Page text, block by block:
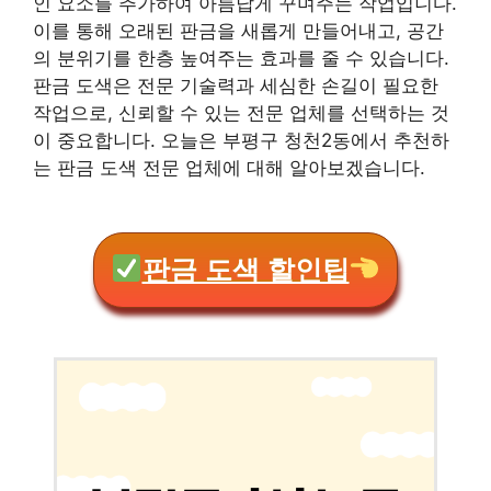
이를 통해 오래된 판금을 새롭게 만들어내고, 공간
의 분위기를 한층 높여주는 효과를 줄 수 있습니다.
판금 도색은 전문 기술력과 세심한 손길이 필요한
작업으로, 신뢰할 수 있는 전문 업체를 선택하는 것
이 중요합니다. 오늘은 부평구 청천2동에서 추천하
는 판금 도색 전문 업체에 대해 알아보겠습니다.
판금 도색 할인팁